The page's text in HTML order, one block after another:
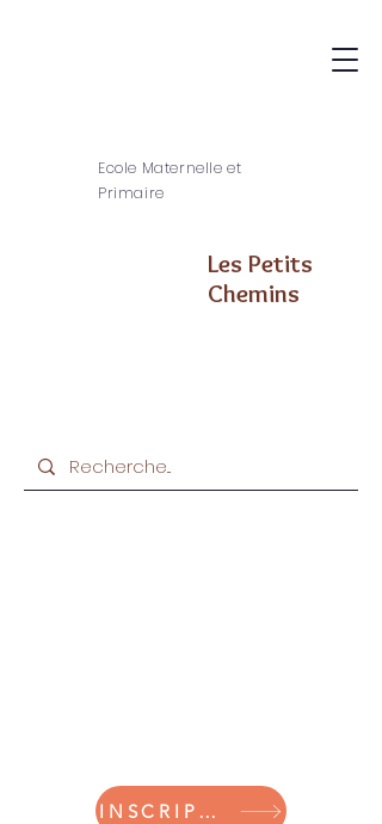
Ecole Maternelle et
Primaire
Les Petits
Chemins
INSCRIPTIONS